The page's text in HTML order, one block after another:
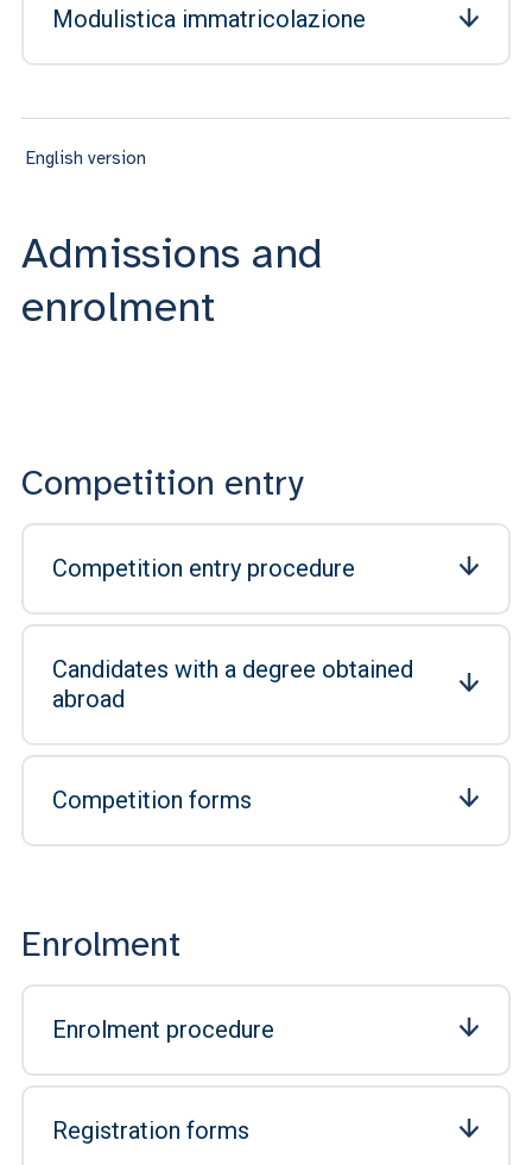
Modulistica immatricolazione
English version
Admissions and
enrolment
Competition entry
Competition entry procedure
Candidates with a degree obtained
abroad
Competition forms
Enrolment
Enrolment procedure
Registration forms